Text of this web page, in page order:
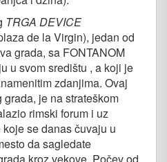
TRGA DEVICE
de la Virgin), jedan od
grada, sa FONTANOM
u svom središtu , a koji je
zdanjima. Ovaj
grada, je na strateškom
rimski forum i uz
se danas čuvaju u
da sagledate